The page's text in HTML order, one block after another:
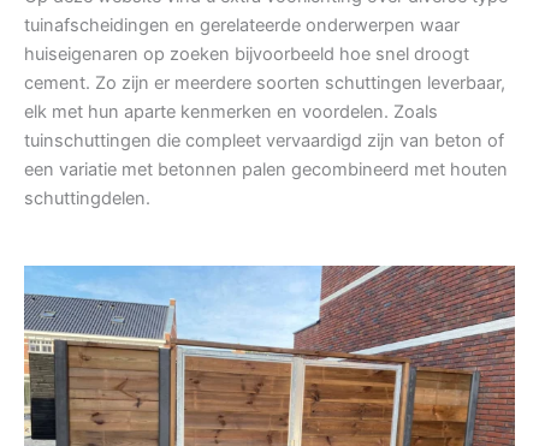
tuinafscheidingen en gerelateerde onderwerpen waar
huiseigenaren op zoeken bijvoorbeeld hoe snel droogt
cement. Zo zijn er meerdere soorten schuttingen leverbaar,
elk met hun aparte kenmerken en voordelen. Zoals
tuinschuttingen die compleet vervaardigd zijn van beton of
een variatie met betonnen palen gecombineerd met houten
schuttingdelen.